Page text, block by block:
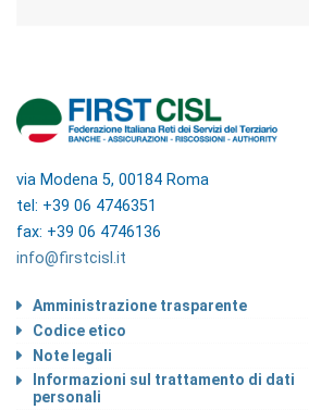
via Modena 5, 00184 Roma
tel: +39 06 4746351
fax: +39 06 4746136
info@firstcisl.it
Amministrazione trasparente
Codice etico
Note legali
Informazioni sul trattamento di dati
personali